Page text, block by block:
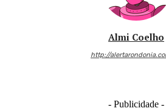
Almi Coelho
http://
- Publicidade -